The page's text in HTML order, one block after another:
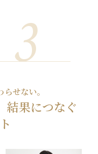
3
せない。
結果につなぐ